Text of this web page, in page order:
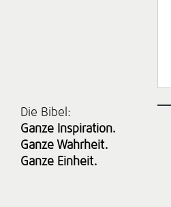
Die Bibel:
Ganze Inspiration.
Ganze Wahrheit.
Ganze Einheit.